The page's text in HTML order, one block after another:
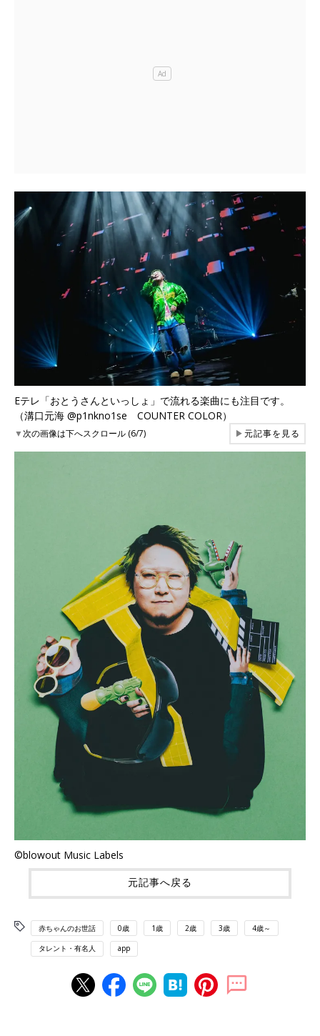
Eテレ「おとうさんといっしょ」で流れる楽曲にも注目です。
（溝口元海 @p1nkno1se COUNTER COLOR）
▼次の画像は下へスクロール (6/7) ▶元記事を見る
©blowout Music Labels
元記事へ戻る
赤ちゃんのお世話 0歳 1歳 2歳 3歳 4歳～
タレント・有名人 app